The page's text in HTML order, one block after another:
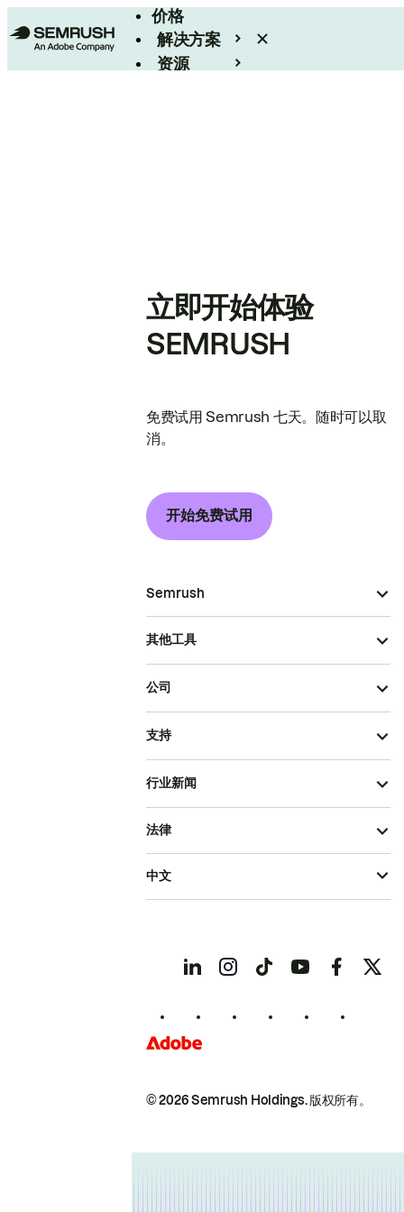
价格
解决方案
资源
立即开始体验
SEMRUSH
免费试用 Semrush 七天。随时可以取
消。
开始免费试用
Semrush
其他工具
公司
支持
行业新闻
© 2026 Semrush Holdings.版权所有。
法律
中文